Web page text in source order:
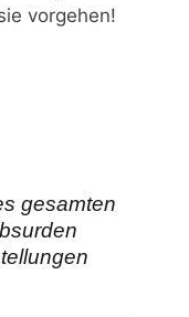
vorgehen!
gesamten